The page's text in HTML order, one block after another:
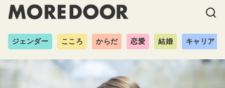
ジェンダー こころ からだ 恋愛 結婚 キャリア